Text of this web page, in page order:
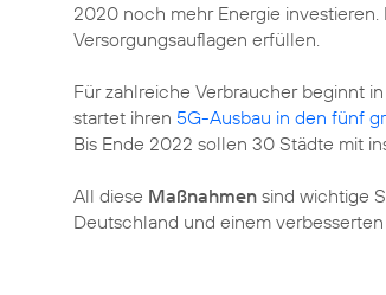
2020 noch mehr Energie
Versorgungsauflagen erfüllen.
Für zahlreiche Verbraucher beginnt
startet ihren 5G-Ausbau in den fünf
Bis Ende 2022 sollen 30 Städte mit
All diese Maßnahmen sind wichtige
Deutschland und einem